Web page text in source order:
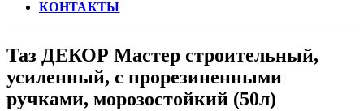
КОНТАКТЫ
Таз ДЕКОР Мастер строительный,
усиленный, с прорезиненными
ручками, морозостойкий (50л)